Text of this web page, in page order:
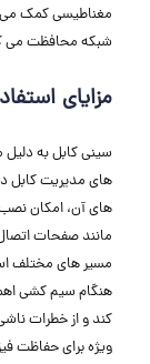
مغناطیسی کمک می
شبکه محافظت می
مزایای
سینی کابل به دلیل
های مدیریت کابل
‌های آن، امکان
مانند صفحات
مسیر های مختلف
هنگام سیم‌ کشی
‌کند و از خطرات
ویژه برای حفاظت